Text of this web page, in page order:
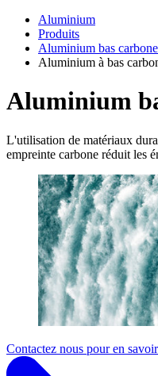
Aluminium
Produits
Aluminium bas
Aluminium à bas
Aluminium
L'utilisation de matériaux
empreinte carbone réduit les
Contactez nous pour en